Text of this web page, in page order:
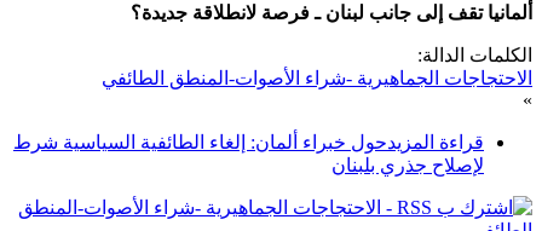
ألمانيا تقف إلى جانب لبنان ـ فرصة لانطلاقة جديدة؟
الكلمات الدالة:
الاحتجاجات الجماهيرية -شراء الأصوات-المنطق الطائفي
»
قراءة المزيدحول خبراء ألمان: إلغاء الطائفية السياسية شرط
لإصلاح جذري بلبنان